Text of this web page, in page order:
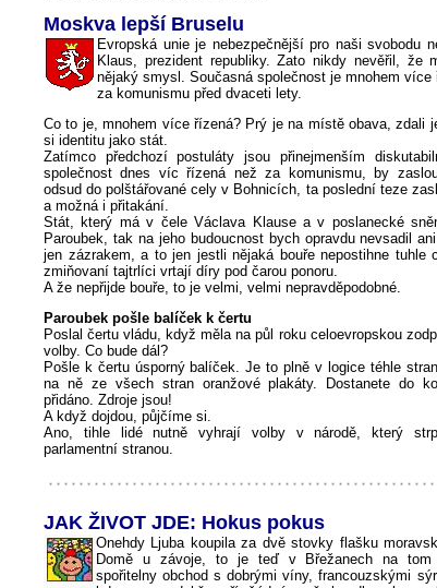
Moskva lepší Bruselu
Evropská unie je nebezpečnější pro naši svobodu
Klaus, prezident republiky. Zato nikdy nevěřil, že
nějaký smysl. Současná společnost je mnohem
za komunismu před dvaceti lety.
Co to je, mnohem více řízená? Prý je na místě obava, zdali
si identitu jako stát.
Zatímco předchozí postuláty jsou přinejmenším
společnost dnes víc řízená než za komunismu, by
odsud do polštářované cely v Bohnicích, ta poslední teze
a možná i přitakání.
Stát, který má v čele Václava Klause a v poslanecké
Paroubek, tak na jeho budoucnost bych opravdu nevsadil
jen zázrakem, a to jen jestli nějaká bouře nepostihne tuhle
zmiňovaní tajtrlíci vrtají díry pod čarou ponoru.
A že nepřijde bouře, to je velmi, velmi nepravděpodobné.
Paroubek pošle balíček k čertu
Poslal čertu vládu, když měla na půl roku celoevropskou
volby. Co bude dál?
Pošle k čertu úsporný balíček. Je to plně v logice téhle
na ně ze všech stran oranžové plakáty. Dostanete do
přidáno. Zdroje jsou!
A když dojdou, půjčíme si.
Ano, tihle lidé nutně vyhrají volby v národě, který
parlamentní stranou.
JAK ŽIVOT JDE: Hokus pokus
Onehdy Ljuba koupila za dvě stovky flašku
Domě u závoje, to je teď v Břežanech na tom
spořitelny obchod s dobrými víny, francouzskými